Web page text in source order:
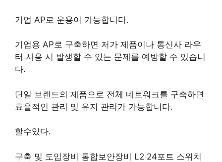
기업 AP로 운용이 가능합니다.
기업용 AP로 구축하면 저가 제품이나 통신사 라우
터 사용 시 발생할 수 있는 문제를 예방할 수 있습니
다.
단일 브랜드의 제품으로 전체 네트워크를 구축하면
효율적인 관리 및 유지 관리가 가능합니다.
할수있다.
구축 및 도입장비 통합보안장비 L2 24포트 스위치